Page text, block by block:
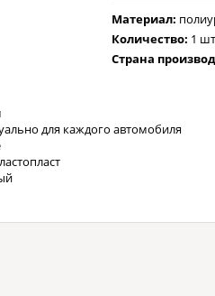
Материал:
Количество: 1
Страна
для каждого автомобиля